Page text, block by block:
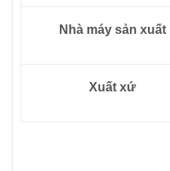
Nhà máy sản xuất
Xuất xứ